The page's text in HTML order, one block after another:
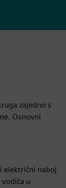
zajedno s
Osnovni
električni naboj
u